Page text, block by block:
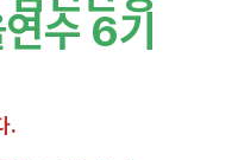
수 6기
.